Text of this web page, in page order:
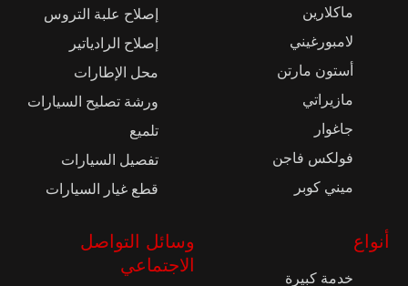
ماكلارين
لامبورغيني
أستون مارتن
مازيراتي
جاغوار
فولكس فاجن
ميني كوبر
إصلاح علبة التروس
إصلاح الرادياتير
محل الإطارات
ورشة تصليح السيارات
تلميع
تفصيل السيارات
قطع غيار السيارات
أنواع
خدمة كبيرة
وسائل التواصل
الاجتماعي